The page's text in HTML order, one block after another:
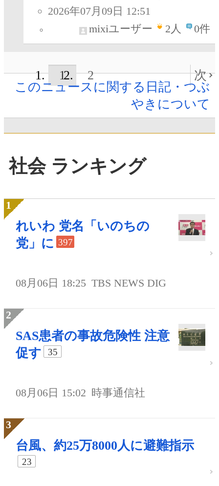
2026年07月09日 12:51
mixiユーザー
2人 0件
1 2
次
このニュースに関する日記・つぶ
やきについて
社会 ランキング
れいわ 党名「いのちの
党」に 397
08月06日 18:25 TBS NEWS DIG
SAS患者の事故危険性 注意
促す
35
08月06日 15:02 時事通信社
台風、約25万8000人に避難指示
23